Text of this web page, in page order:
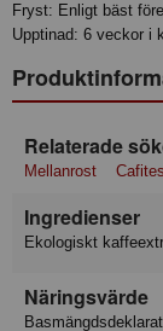
Fryst: Enligt bäst
Upptinad: 6 veckor i
Relaterade
Mellanrost
Ingredienser
Ekologiskt
Näringsvärde